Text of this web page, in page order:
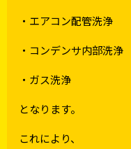
・エアコン配管洗浄
・コンデンサ内部洗浄
・ガス洗浄
となります。
これにより、